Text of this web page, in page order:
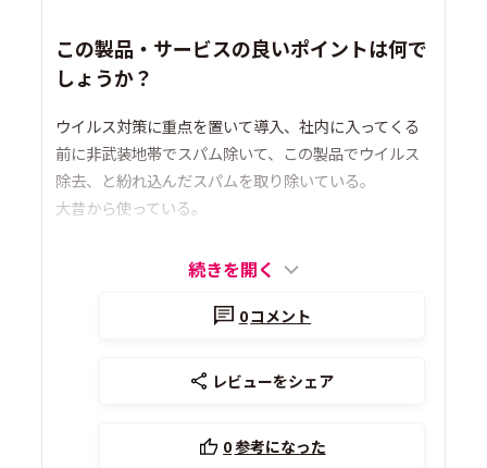
この製品・サービスの良いポイントは何で
しょうか？
ウイルス対策に重点を置いて導入、社内に入ってくる
前に非武装地帯でスパム除いて、この製品でウイルス
除去、と紛れ込んだスパムを取り除いている。
大昔から使っている。
続きを開く
0コメント
レビューをシェア
0参考になった